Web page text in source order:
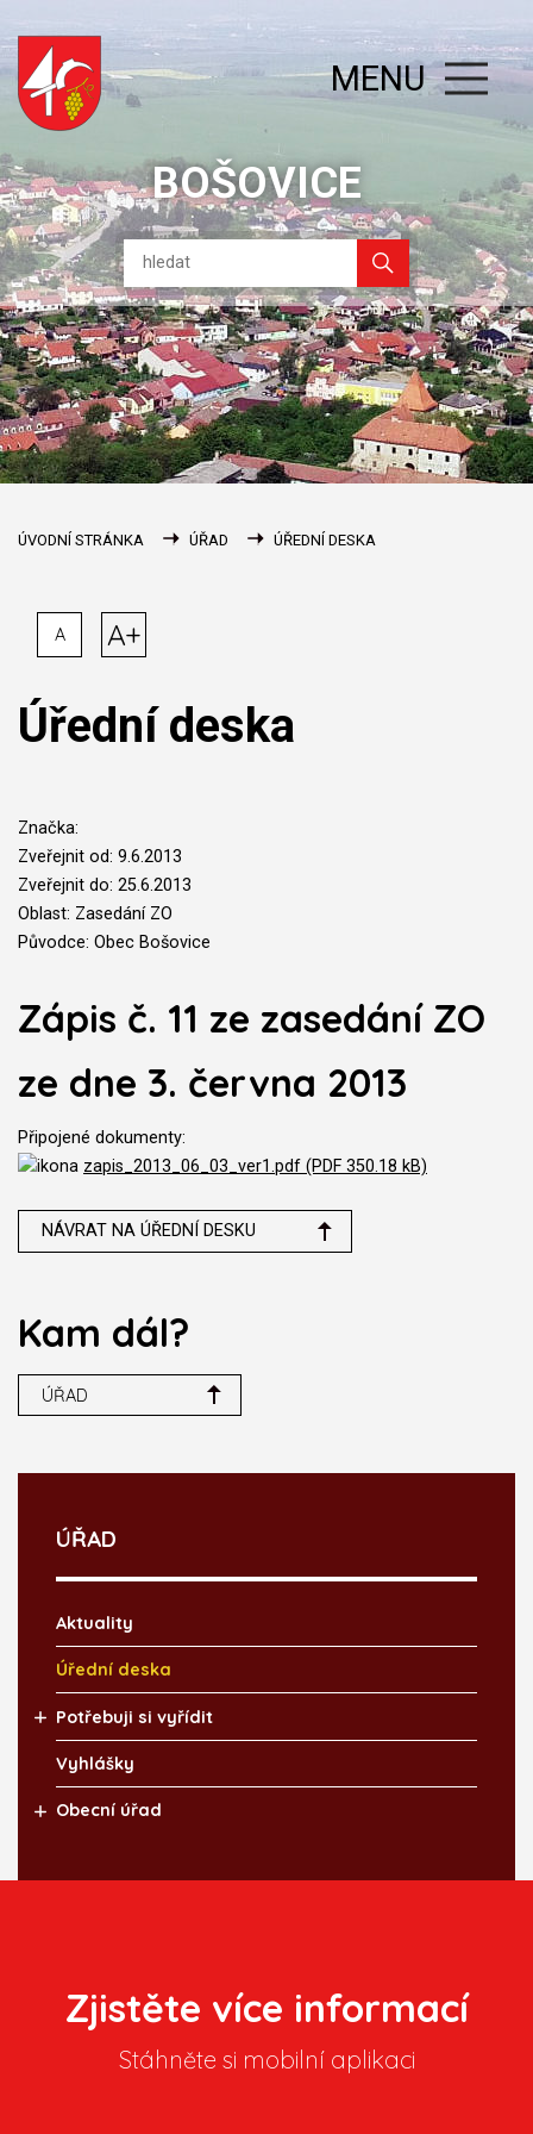
BOŠOVICE
MENU
ÚVODNÍ STRÁNKA ÚŘAD ÚŘEDNÍ DESKA
A A+
Úřední deska
Značka:
Zveřejnit od: 9.6.2013
Zveřejnit do: 25.6.2013
Oblast: Zasedání ZO
Původce: Obec Bošovice
Zápis č. 11 ze zasedání ZO
ze dne 3. června 2013
Připojené dokumenty:
zapis_2013_06_03_ver1.pdf (PDF 350.18 kB)
NÁVRAT NA ÚŘEDNÍ DESKU
Kam dál?
ÚŘAD
ÚŘAD
Aktuality
Úřední deska
Potřebuji si vyřídit
Vyhlášky
Obecní úřad
Zjistěte více informací
Stáhněte si mobilní aplikaci